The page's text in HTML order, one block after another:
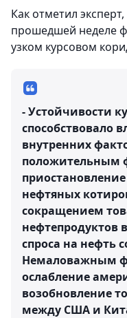
Как отметил
прошедшей неделе
узком курсовом
- Устойчивости
способствовало
внутренних
положительным
нефтяных
сокращением
спроса на нефть
Немаловажным
ослабление
возобновление
между США и